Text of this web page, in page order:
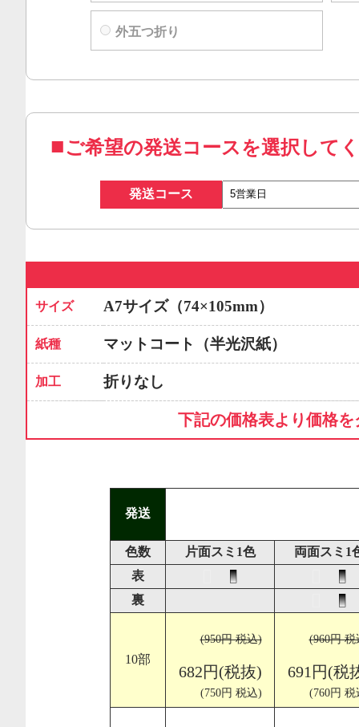
外五つ折り
ご希望の発送コースを選択して
発送コース
サイズ A7サイズ（74×105mm）
紙種 マットコート（半光沢紙）
加工 折りなし
下記の価格表より価格
発送
色数 片面スミ1色
両面スミ1
表
裏
10部
(950円 税込)
682円(税抜)
(750円 税込)
(960円 税
691円(税
(760円 税